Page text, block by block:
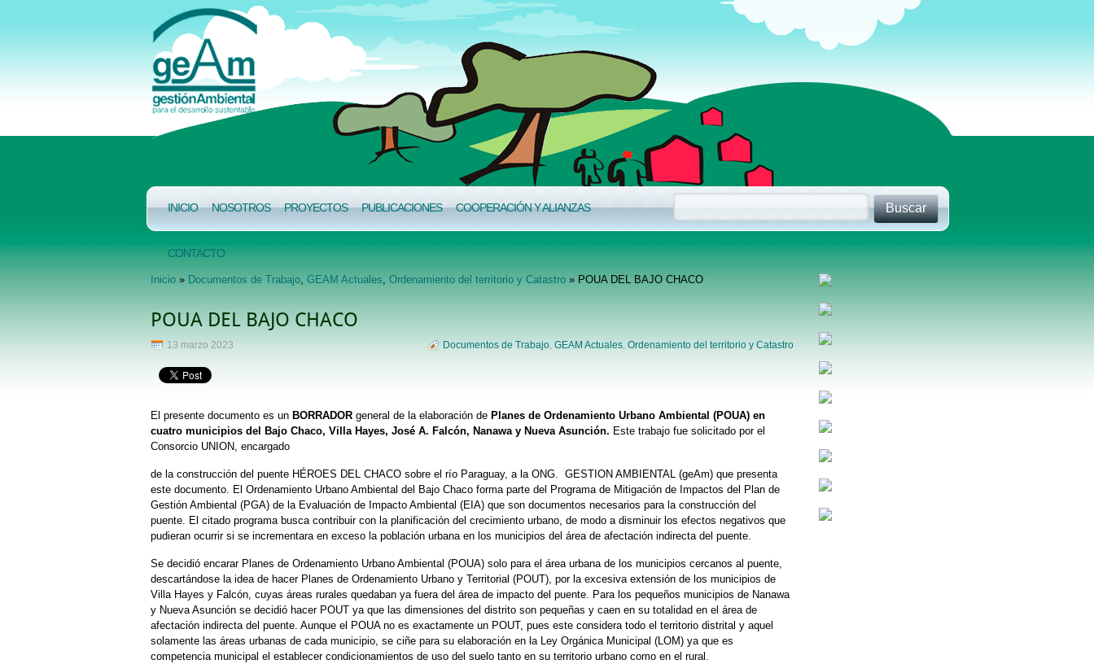
INICIO NOSOTROS PROYECTOS PUBLICACIONES COOPERACIÓN Y ALIANZAS
CONTACTO
Inicio» Documentos de Trabajo, GEAM Actuales, Ordenamiento del territorio y Catastro» POUA DEL BAJO CHACO
POUA DEL BAJO CHACO
13 marzo 2023 Documentos de Trabajo, GEAM Actuales, Ordenamiento del territorio y Catastro
El presente documento es un BORRADORgeneral de la elaboración de Planes de Ordenamiento Urbano Ambiental (POUA) en
cuatro municipios del Bajo Chaco, Villa Hayes, José A. Falcón, Nanawa y Nueva Asunción. Este trabajo fue solicitado por el
Consorcio UNION, encargado
de la construcción del puente HÉROES DEL CHACO sobre el río Paraguay, a la ONG. GESTION AMBIENTAL (geAm) que presenta
este documento. El Ordenamiento Urbano Ambiental del Bajo Chaco forma parte del Programa de Mitigación de Impactos del Plan de
Gestión Ambiental (PGA) de la Evaluación de Impacto Ambiental (EIA) que son documentos necesarios para la construcción del
puente. El citado programa busca contribuir con la planificación del crecimiento urbano, de modo a disminuir los efectos negativos que
pudieran ocurrir si se incrementara en exceso la población urbana en los municipios del área de afectación indirecta del puente.
Se decidió encarar Planes de Ordenamiento Urbano Ambiental (POUA) solo para el área urbana de los municipios cercanos al puente,
descartándose la idea de hacer Planes de Ordenamiento Urbano y Territorial (POUT), por la excesiva extensión de los municipios de
Villa Hayes y Falcón, cuyas áreas rurales quedaban ya fuera del área de impacto del puente. Para los pequeños municipios de Nanawa
y Nueva Asunción se decidió hacer POUT ya que las dimensiones del distrito son pequeñas y caen en su totalidad en el área de
afectación indirecta del puente. Aunque el POUA no es exactamente un POUT, pues este considera todo el territorio distrital y aquel
solamente las áreas urbanas de cada municipio, se ciñe para su elaboración en la Ley Orgánica Municipal (LOM) ya que es
competencia municipal el establecer condicionamientos de uso del suelo tanto en su territorio urbano como en el rural.